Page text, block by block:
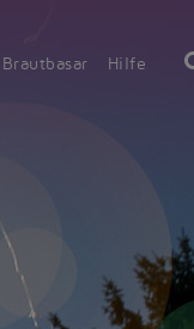
Brautbasar Hilfe